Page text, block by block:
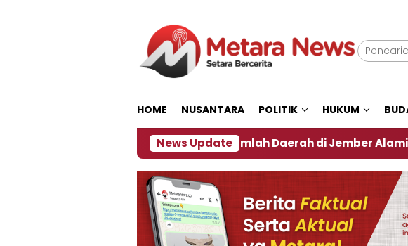
HOME NUSANTARA POLITIK HUKUM
News Update
Dampak El Nino, Sejumlah Daerah di Jember Alami Krisi Air